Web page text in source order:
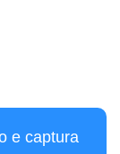
e captura